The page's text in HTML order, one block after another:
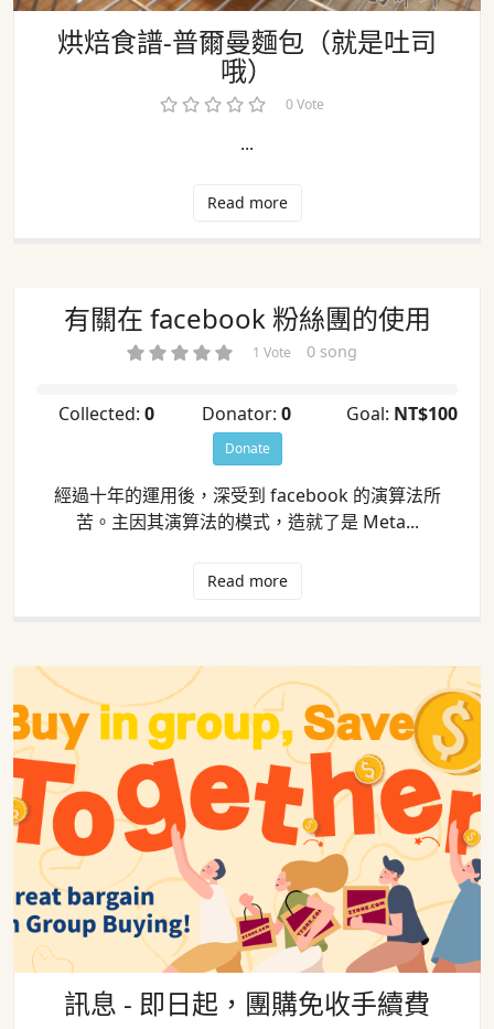
有關在 facebook 粉絲團的使用
1 Vote 0 song
Collected: 0 Donator:0 Goal: NT$100
Donate
經過十年的運用後，深受到 facebook 的演算法所
苦。主因其演算法的模式，造就了是 Meta...
Read more
訊息 - 即日起，團購免收手續費
訊息 - 即日起，團購免收手續費
烘焙食譜-普爾曼麵包（就是吐司
哦）
0 Vote
...
Read more